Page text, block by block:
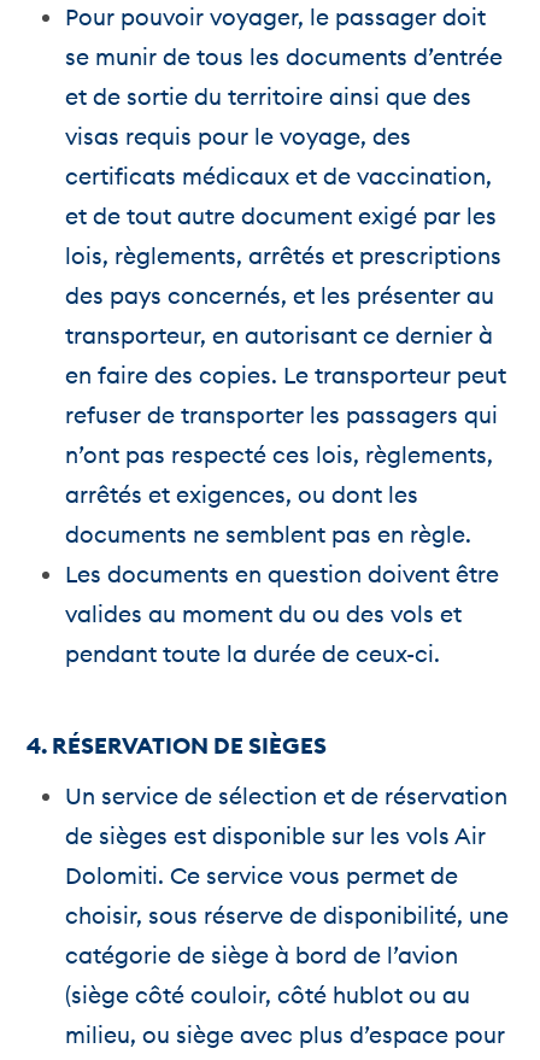
Pour pouvoir voyager, le passager doit
se munir de tous les documents d’entrée
et de sortie du territoire ainsi que des
visas requis pour le voyage, des
certificats médicaux et de vaccination,
et de tout autre document exigé par les
lois, règlements, arrêtés et prescriptions
des pays concernés, et les présenter au
transporteur, en autorisant ce dernier à
en faire des copies. Le transporteur peut
refuser de transporter les passagers qui
n’ont pas respecté ces lois, règlements,
arrêtés et exigences, ou dont les
documents ne semblent pas en règle.
Les documents en question doivent être
valides au moment du ou des vols et
pendant toute la durée de ceux-ci.
4. RÉSERVATION DE SIÈGES
Un service de sélection et de réservation
de sièges est disponible sur les vols Air
Dolomiti. Ce service vous permet de
choisir, sous réserve de disponibilité, une
catégorie de siège à bord de l’avion
(siège côté couloir, côté hublot ou au
milieu, ou siège avec plus d’espace pour